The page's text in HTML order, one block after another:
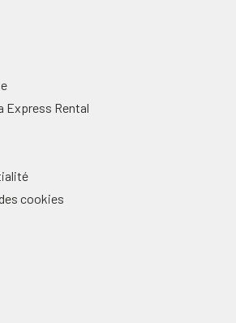
Express Rental
cookies